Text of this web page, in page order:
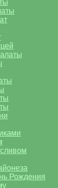
Рождения